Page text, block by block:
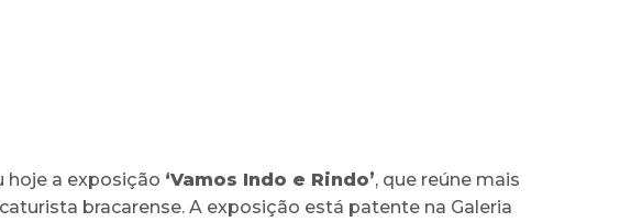
hoje a exposição ‘Vamos Indo e Rindo’, que reúne mais
bracarense. A exposição está patente na Galeria